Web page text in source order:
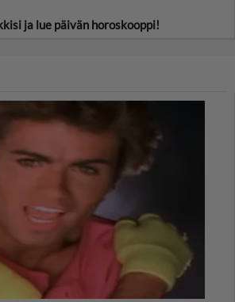
ja lue päivän horoskooppi!